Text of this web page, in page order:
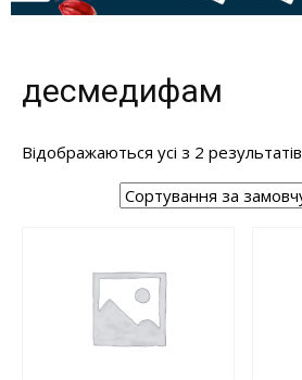
десмедифам
Відображаються усі з 2 результатів